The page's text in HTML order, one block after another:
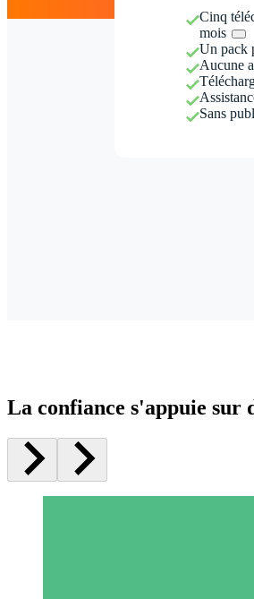
Cinq
mois
Un pack
Aucune
Sans
La confiance s'appuie sur